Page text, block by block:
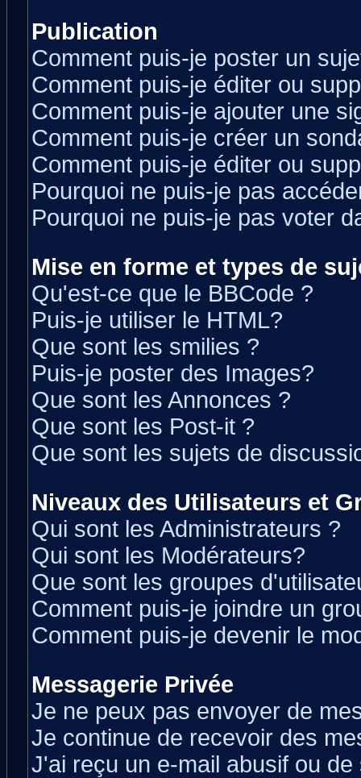
Publication
Comment puis-je poster un
Comment puis-je éditer ou
Comment puis-je ajouter une
Comment puis-je créer un
Comment puis-je éditer ou
Pourquoi ne puis-je pas
Pourquoi ne puis-je pas voter
Mise en forme et types de
Qu'est-ce que le BBCode ?
Puis-je utiliser le HTML?
Que sont les smilies ?
Puis-je poster des Images?
Que sont les Annonces ?
Que sont les Post-it ?
Que sont les sujets de
Niveaux des Utilisateurs et
Qui sont les Administrateurs ?
Qui sont les Modérateurs?
Que sont les groupes
Comment puis-je joindre un
Comment puis-je devenir le
Messagerie Privée
Je ne peux pas envoyer de
Je continue de recevoir des
J'ai reçu un e-mail abusif ou